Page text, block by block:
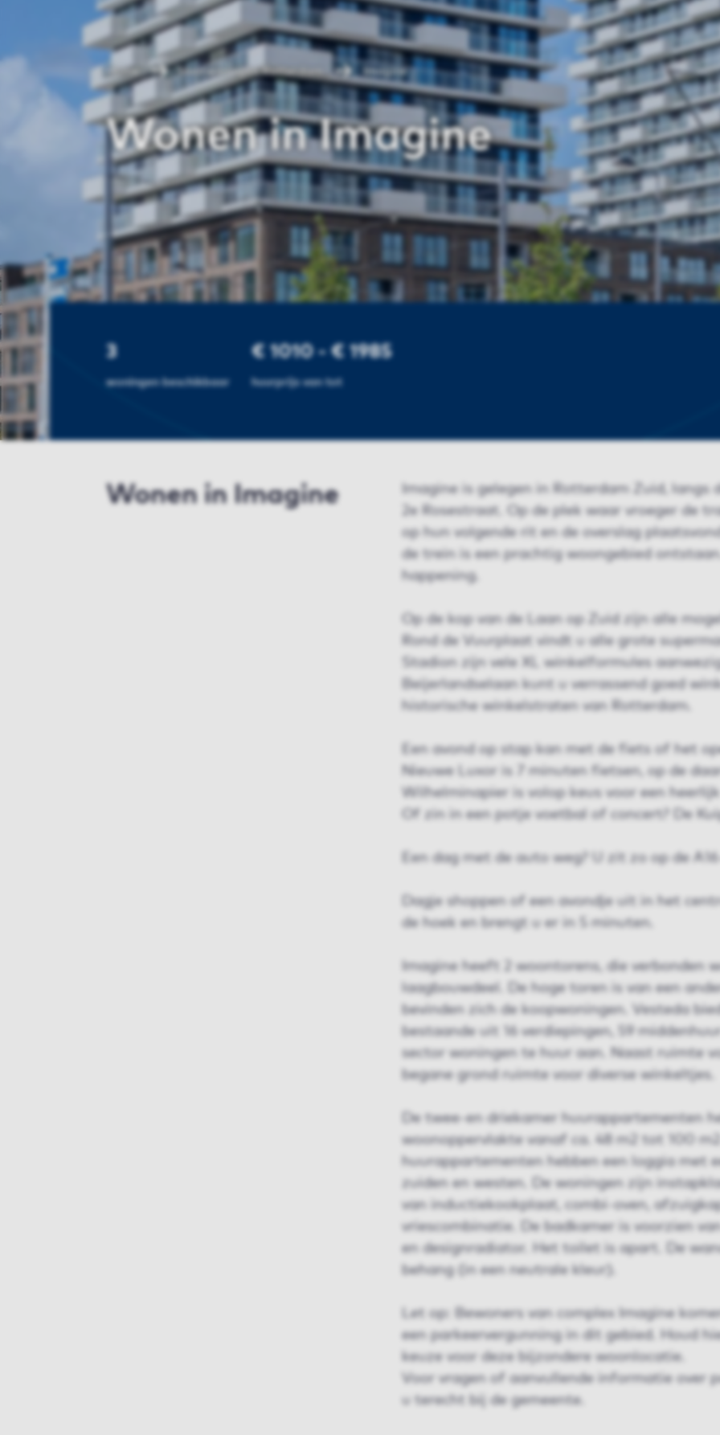
Home Huurwoningen Rotterdam
Wonen in Imagine
3
woningen beschikbaar
€ 1010 - € 1985
huurprijs van tot
Wonen in Imagine
Imagine is gelegen in Rotterdam Zuid, langs
2e Rosestraat. Op de plek waar vroeger de
op hun volgende rit en de overslag
de trein is een prachtig woongebied
happening.
Op de kop van de Laan op Zuid zijn alle
Rond de Vuurplaat vindt u alle grote
Stadion zijn vele XL winkelformules
Beijerlandselaan kunt u verrassend goed
historische winkelstraten van Rotterdam.
Een avond op stap kan met de fiets of het
Nieuwe Luxor is 7 minuten fietsen, op de
Wilhelminapier is volop keus voor een
Of zin in een potje voetbal of concert? De
Een dag met de auto weg? U zit zo op de A16
Dagje shoppen of een avondje uit in het
de hoek en brengt u er in 5 minuten.
Imagine heeft 2 woontorens, die verbonden
laagbouwdeel. De hoge toren is van een
bevinden zich de koopwoningen. Vesteda
bestaande uit 16 verdiepingen, 59
sector woningen te huur aan. Naast ruimte
begane grond ruimte voor diverse winkeltjes.
De twee-en driekamer huurappartementen
woonoppervlakte vanaf ca. 48 m2 tot 100
huurappartementen hebben een loggia met
zuiden en westen. De woningen zijn
van inductiekookplaat, combi-oven,
vriescombinatie. De badkamer is voorzien
en designradiator. Het toilet is apart. De
behang (in een neutrale kleur).
Let op: Bewoners van complex Imagine
een parkeervergunning in dit gebied. Houd
keuze voor deze bijzondere woonlocatie.
Voor vragen of aanvullende informatie over
u terecht bij de gemeente.